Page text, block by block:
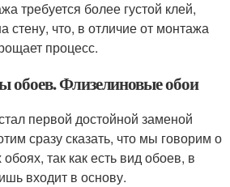
требуется более густой клей,
стену, что, в отличие от монтажа
процесс.
обоев. Флизелиновые обои
первой достойной заменой
сразу сказать, что мы говорим о
так как есть вид обоев, в
входит в основу.